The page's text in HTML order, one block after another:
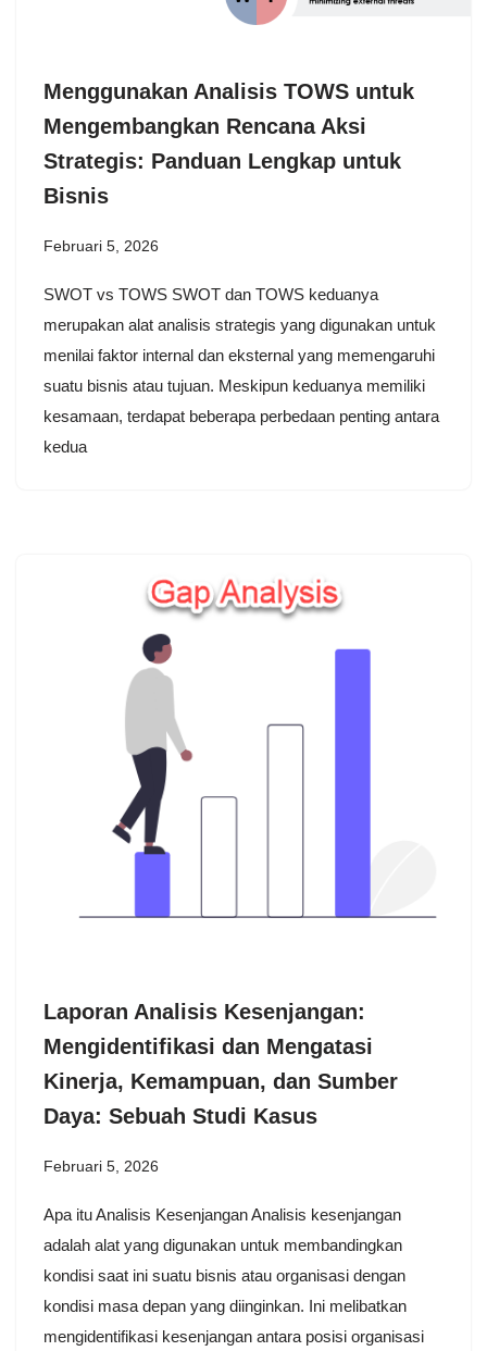
Menggunakan Analisis TOWS untuk
Mengembangkan Rencana Aksi
Strategis: Panduan Lengkap untuk
Bisnis
Februari 5, 2026
SWOT vs TOWS SWOT dan TOWS keduanya
merupakan alat analisis strategis yang digunakan untuk
menilai faktor internal dan eksternal yang memengaruhi
suatu bisnis atau tujuan. Meskipun keduanya memiliki
kesamaan, terdapat beberapa perbedaan penting antara
kedua
Laporan Analisis Kesenjangan:
Mengidentifikasi dan Mengatasi
Kinerja, Kemampuan, dan Sumber
Daya: Sebuah Studi Kasus
Februari 5, 2026
Apa itu Analisis Kesenjangan Analisis kesenjangan
adalah alat yang digunakan untuk membandingkan
kondisi saat ini suatu bisnis atau organisasi dengan
kondisi masa depan yang diinginkan. Ini melibatkan
mengidentifikasi kesenjangan antara posisi organisasi